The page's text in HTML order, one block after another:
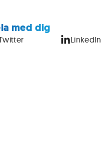
med dig
LinkedIn